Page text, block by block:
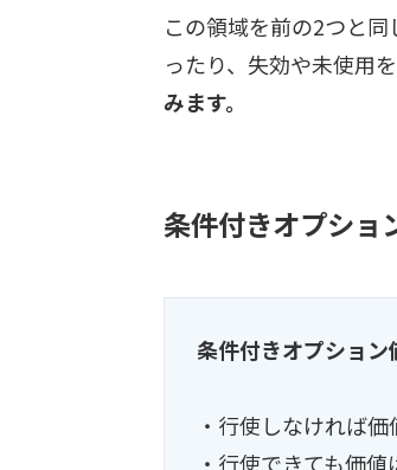
この領域を前の2つと
ったり、失効や未使用
みます。
条件付きオプショ
条件付きオプショ
・行使しなければ価
・行使できても価